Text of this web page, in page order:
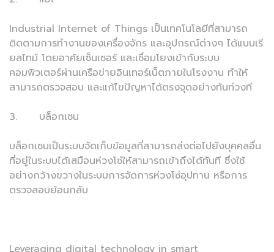
Industrial Internet of Things เป็นเทคโนโลยีที่สามารถ
ติดตามการทำงานของเครื่องจักร และอุปกรณ์ต่างๆ ได้แบบเรี
ยลไทม์ โดยอาศัยเซ็นเซอร์ และเชื่อมโยงเข้ากับระบบ
คอมพิวเตอร์ผ่านเครือข่ายอินเทอร์เน็ตภายในโรงงาน ทำให้
สามารถตรวจสอบ และแก้ไขปัญหาได้ตรงจุดอย่างทันท่วงที
3. บล็อกเชน
บล็อกเชนเป็นระบบจัดเก็บข้อมูลที่สามารถส่งต่อไปยังบุคคลอื่น
ที่อยู่ในระบบได้เสมือนห่วงโซ่ให้สามารถเข้าถึงได้ทันที ซึ่งใช้
อย่างกว้างขวางในระบบการจัดการห่วงโซ่อุปทาน หรือการ
ตรวจสอบย้อนกลับ